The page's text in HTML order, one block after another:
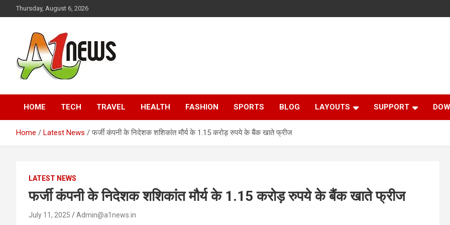
to
Thursday, August 6, 2026
A1news.in
HOME TECH TRAVEL HEALTH FASHION SPORTS BLOG LAYOUTS SUPPORT
Home Latest News फर्जी कंपनी के निदेशक शशिकांत मौर्य के 1.15 करोड़ रुपये के बैंक खाते फ्रीज
LATEST NEWS
फर्जी कंपनी के निदेशक शशिकांत मौर्य के 1.15 करोड़ रुपये के बैंक खाते फ्रीज
July 11, 2025 Admin@a1news.in